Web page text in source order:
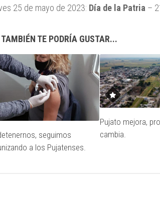
25 de mayo de 2023: Día de la Patria –
TAMBIÉN TE PODRÍA GUSTAR...
seguimos
a los Pujatenses.
Pujato mejora,
cambia.